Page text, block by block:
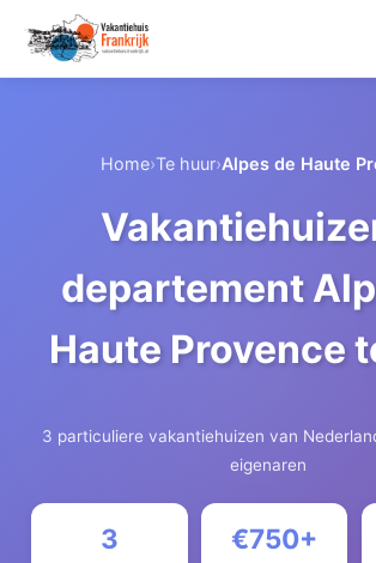
Home›Te huur›Alpes de Haute
departement
Haute Provence
3 particuliere vakantiehuizen van
eigenaren
3 €750+